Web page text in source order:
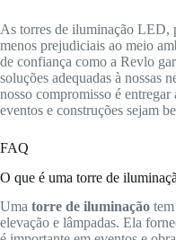
As torres de iluminação LED,
menos prejudiciais ao meio
de confiança como a Revlo
soluções adequadas à nossas
nosso compromisso é
eventos e construções sejam
FAQ
O que é uma torre de
Uma torre de iluminação
elevação e lâmpadas. Ela